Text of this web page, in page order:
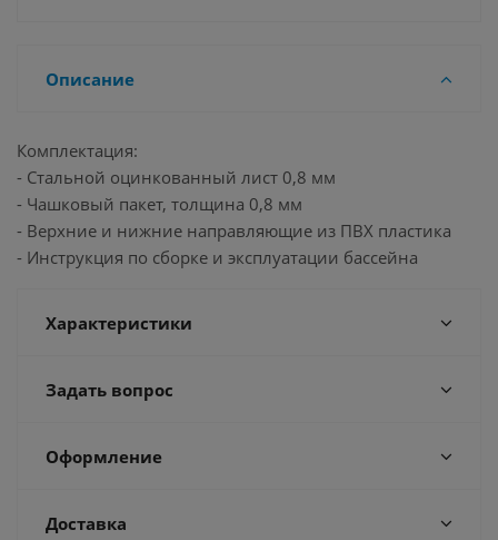
Описание
Комплектация:
- Стальной оцинкованный лист 0,8 мм
- Чашковый пакет, толщина 0,8 мм
- Верхние и нижние направляющие из ПВХ пластика
- Инструкция по сборке и эксплуатации бассейна
Характеристики
Задать вопрос
Оформление
Доставка